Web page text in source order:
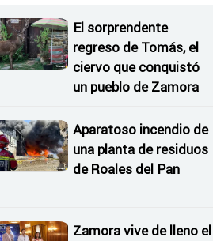
El sorprendente
regreso de Tomás, el
ciervo que conquistó
un pueblo de Zamora
Aparatoso incendio de
una planta de residuos
de Roales del Pan
Zamora vive de lleno el